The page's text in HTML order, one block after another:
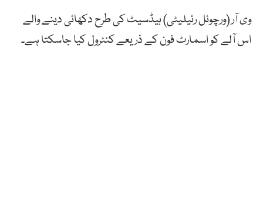
وی آر (ورچوئل رئیلیٹی) ہیڈسیٹ کی طرح دکھائی دینے والے
اس آلے کو اسمارٹ فون کے ذریعے کنٹرول کیا جاسکتا ہے۔